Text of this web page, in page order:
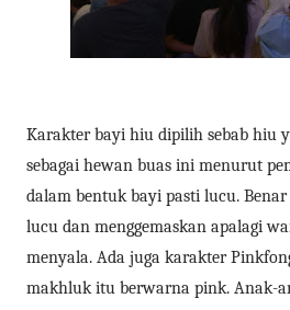
Karakter bayi hiu dipilih sebab hiu
sebagai hewan buas ini menurut
dalam bentuk bayi pasti lucu.
lucu dan menggemaskan apalagi
menyala. Ada juga karakter
makhluk itu berwarna pink. Anak-